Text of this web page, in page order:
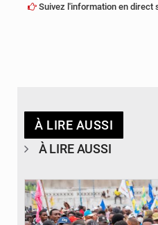
Suivez l'information en direct
À LIRE AUSSI
À LIRE AUSSI